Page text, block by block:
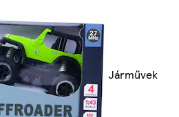
Járművek